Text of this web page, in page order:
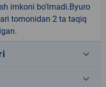
imkoni bo'lmadi.Byuro
tomonidan 2 ta taqiq
keyboard_arrow_down
keyboard_arrow_down